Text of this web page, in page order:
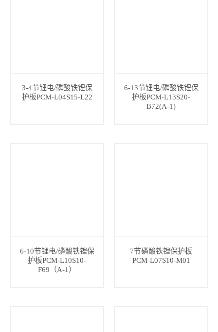
3-4节锂电/磷酸铁锂保
护板PCM-L04S15-L22
6-13节锂电/磷酸铁锂保
护板PCM-L13S20-
B72(A-1)
6-10节锂电/磷酸铁锂保
护板PCM-L10S10-
F69（A-1）
7节磷酸铁锂保护板
PCM-L07S10-M01